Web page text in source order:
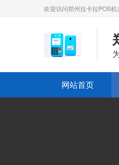
欢迎访问郑州拉卡拉POS机
网站首页